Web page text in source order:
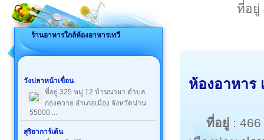
ร้านอาหารใกล้ห้องอาหารเทวี
วังปลาหน้าเขื่อน
ที่อยู่ 325 หมู่ 12 บ้านนาผา ตำบล
กองควาย อำเภอเมือง จังหวัดน่าน
55000 ...
สุริยาการ์เด้น
ที่อยู่
ห้องอาหาร
ที่อยู่ :